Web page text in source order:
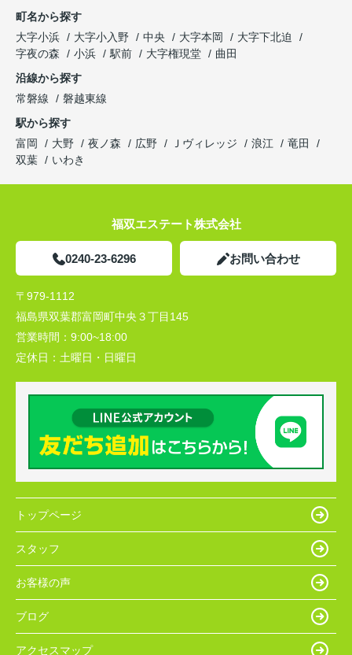
町名から探す
大字小浜
大字小入野 中央 大字本岡
大字下北迫
字夜の森
小浜 駅前 大字権現堂
曲田
沿線から探す
常磐線
磐越東線
駅から探す
富岡
大野 夜ノ森 広野 Ｊヴィレッジ 浪江
竜田
双葉
いわき
福双エステート株式会社
0240-23-6296 お問い合わせ
〒979-1112
福島県双葉郡富岡町中央３丁目145
営業時間： 9:00~18:00
定休日： 土曜日・日曜日
トップページ
スタッフ
お客様の声
ブログ
アクセスマップ